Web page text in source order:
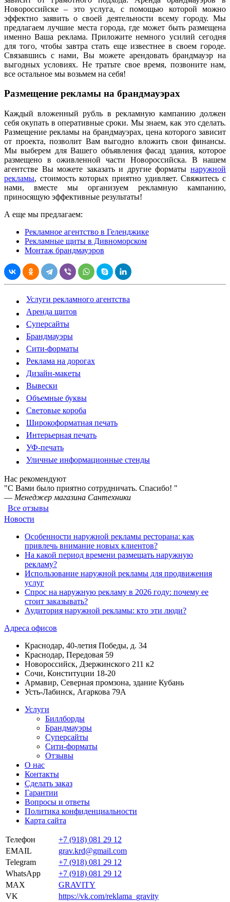
Новороссийске – это услуга, с помощью которой можно
эффектно заявить о своей деятельности всему городу. Мы
предлагаем лучшие места города, где может быть размещена
именно Ваша реклама. Приложите немного усилий сегодня
для того, чтобы завтра стать еще известнее в своем городе.
Связавшись с нами, Вы можете арендовать брандмауэр на
выгодных условиях. Не тратьте свое время, позвоните нам,
все остальное мы возьмем на себя!
Размещение рекламы на брандмауэрах
Каждый вложенный рубль в рекламную кампанию должен
себя окупать в оперативные сроки. Мы знаем, как это сделать.
Размещение рекламы на брандмауэрах, цена которого зависит
от проекта, позволит Вам выгодно вложить свои финансы.
Мы выберем для Вашего объявления фасад здания, которое
размещено в оживленной части Новороссийска. В нашем
агентстве Вы можете заказать и другие форматы наружной
рекламы, стоимость которых приятно удивляет. Свяжитесь с
нами, вместе мы организуем рекламную кампанию,
приносящую эффективные результаты!
А еще мы предлагаем:
Рекламное агентство в Геленджике
Рекламные щиты в Дивноморском
Монтаж брандмауэров
Услуги рекламного агентства
Аренда щитов
Суперсайты
Брандмауэры
Сити-форматы
Реклама на дорогах
Дизайн-макеты
Вывески
Объемные буквы
Световые короба
Широкоформатная печать
Интерьерная печать
УФ-печать
Уличные информационные стенды
Нас рекомендуют
"С Вами было приятно сотрудничать. Спасибо! "
— Менеджер магазина Сантехники
Все отзывы
Новости
Особенности наружной рекламы ресторана: как
привлечь внимание новых клиентов?
На какой период времени размещать наружную
рекламу?
Использование наружной рекламы для продвижения
услуг
Спрос на наружную рекламу в 2026 году: почему ее
стоит заказывать?
Аудитория наружной рекламы: кто эти люди?
Адреса офисов
Краснодар, 40-летия Победы, д. 34
Краснодар, Передовая 59
Новороссийск, Дзержинского 211 к2
Сочи, Конституции 18-20
Армавир, Северная промзона, здание Кубань
Усть-Лабинск, Агаркова 79А
Услуги
Биллборды
Брандмауэры
Суперсайты
Сити-форматы
Отзывы
О нас
Контакты
Сделать заказ
Гарантии
Вопросы и ответы
Политика конфиденциальности
Карта сайта
Телефон
+7 (918) 081 29 12
EMAIL
grav.krd@gmail.com
Telegram
+7 (918) 081 29 12
WhatsApp
+7 (918) 081 29 12
MAX
GRAVITY
VK
https://vk.com/reklama_gravity